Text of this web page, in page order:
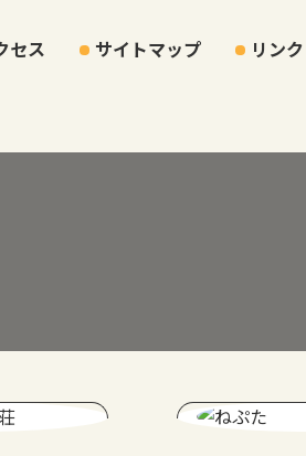
セス サイトマップ リンク